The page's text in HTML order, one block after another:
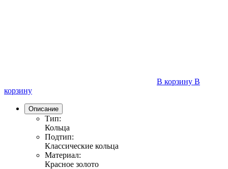
В корзину В
корзину
Описание
Тип:
Кольца
Подтип:
Классические кольца
Материал:
Красное золото